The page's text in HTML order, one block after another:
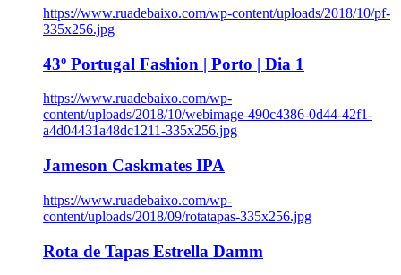
https://www.ruadebaixo.com/wp-content/uploads/2018/10/pf-
335x256.jpg
43º Portugal Fashion | Porto | Dia 1
https://www.ruadebaixo.com/wp-
content/uploads/2018/10/webimage-490c4386-0d44-42f1-
a4d04431a48dc1211-335x256.jpg
Jameson Caskmates IPA
https://www.ruadebaixo.com/wp-
content/uploads/2018/09/rotatapas-335x256.jpg
Rota de Tapas Estrella Damm